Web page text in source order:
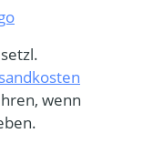
wenn